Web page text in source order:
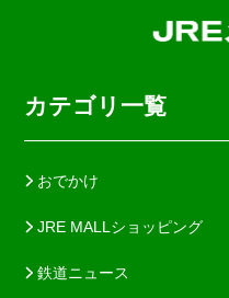
カテゴリ一覧
おでかけ
JRE MALLショッピング
鉄道ニュース